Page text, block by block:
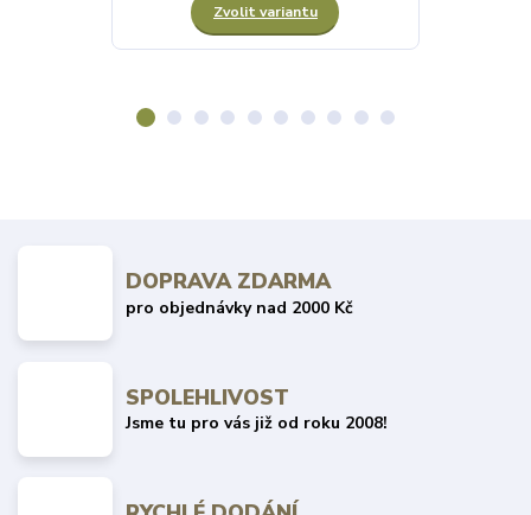
Zvolit variantu
DOPRAVA ZDARMA
pro objednávky nad 2000 Kč
SPOLEHLIVOST
Jsme tu pro vás již od roku 2008!